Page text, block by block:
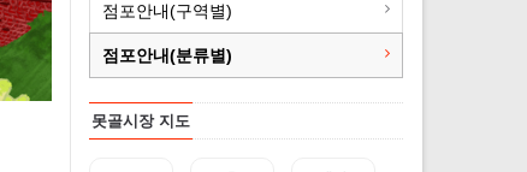
점포안내(구역별)
점포안내(분류별)
못골시장 지도